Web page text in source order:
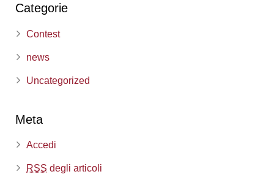
Categorie
Contest
news
Uncategorized
Meta
Accedi
RSS degli articoli